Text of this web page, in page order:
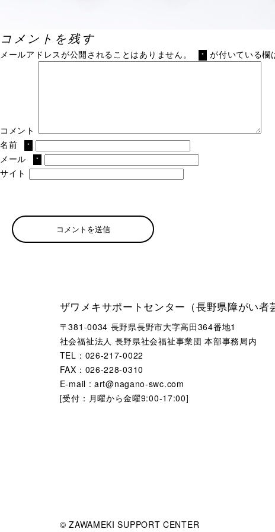
コメントを残す
メールアドレスが公開されることはありません。 * が付いている欄
コメント
名前
*
メール *
サイト
ザワメキサポートセンター（長野県障がい者
〒381-0034 長野県長野市大字高田364番地1
社会福祉法人 長野県社会福祉事業団 本部事務局内
TEL：026-217-0022
FAX：026-228-0310
E-mail : art@nagano-swc.com
[受付：月曜から金曜9:00-17:00]
© ZAWAMEKI SUPPORT CENTER